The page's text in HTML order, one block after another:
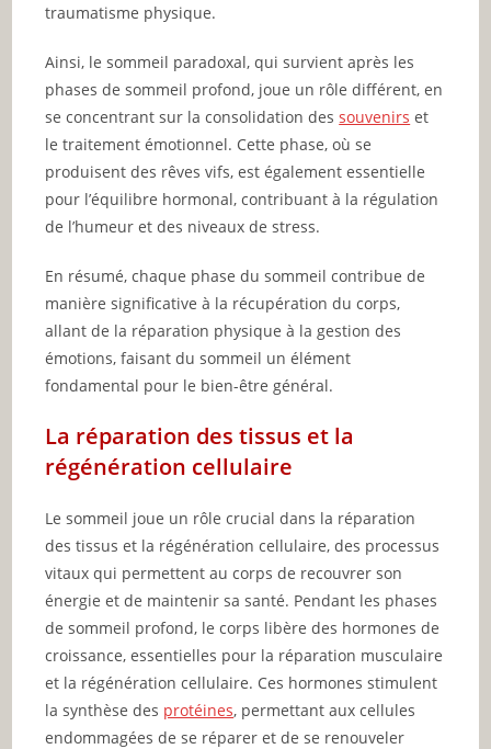
traumatisme physique.
Ainsi, le sommeil paradoxal, qui survient après les
phases de sommeil profond, joue un rôle différent, en
se concentrant sur la consolidation dessouvenirs et
le traitement émotionnel. Cette phase, où se
produisent des rêves vifs, est également essentielle
pour l’équilibre hormonal, contribuant à la régulation
de l’humeur et des niveaux de stress.
En résumé, chaque phase du sommeil contribue de
manière significative à la récupération du corps,
allant de la réparation physique à la gestion des
émotions, faisant du sommeil un élément
fondamental pour le bien-être général.
La réparation des tissus et la
régénération cellulaire
Le sommeil joue un rôle crucial dans la réparation
des tissus et la régénération cellulaire, des processus
vitaux qui permettent au corps de recouvrer son
énergie et de maintenir sa santé. Pendant les phases
de sommeil profond, le corps libère des hormones de
croissance, essentielles pour la réparation musculaire
et la régénération cellulaire. Ces hormones stimulent
la synthèse des protéines, permettant aux cellules
endommagées de se réparer et de se renouveler